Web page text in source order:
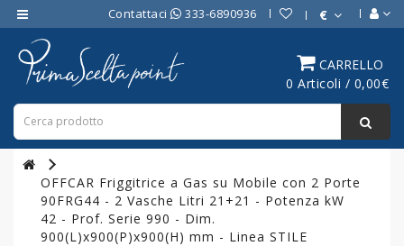
Contattaci 333-6890936 €
CARRELLO
0 Articoli / 0,00€
Category
ATTREZZATURE
BAR
ATTREZZATURE
PROFESSIONALI
CUCINA
OFFCAR Friggitrice a Gas su Mobile con 2 Porte
90FRG44 - 2 Vasche Litri 21+21 - Potenza kW
42 - Prof. Serie 990 - Dim.
900(L)x900(P)x900(H) mm - Linea STILE